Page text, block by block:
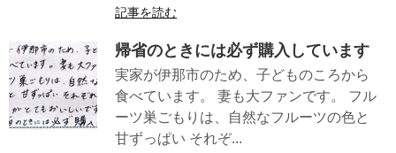
記事を読む
帰省のときには必ず購入しています
実家が伊那市のため、子どものころから
食べています。 妻も大ファンです。 フル
ーツ巣ごもりは、自然なフルーツの色と
甘ずっぱい それぞ...